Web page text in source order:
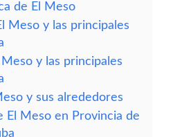
de El Meso
Meso y las principales
y las principales
y sus alrededores
El Meso en Provincia de